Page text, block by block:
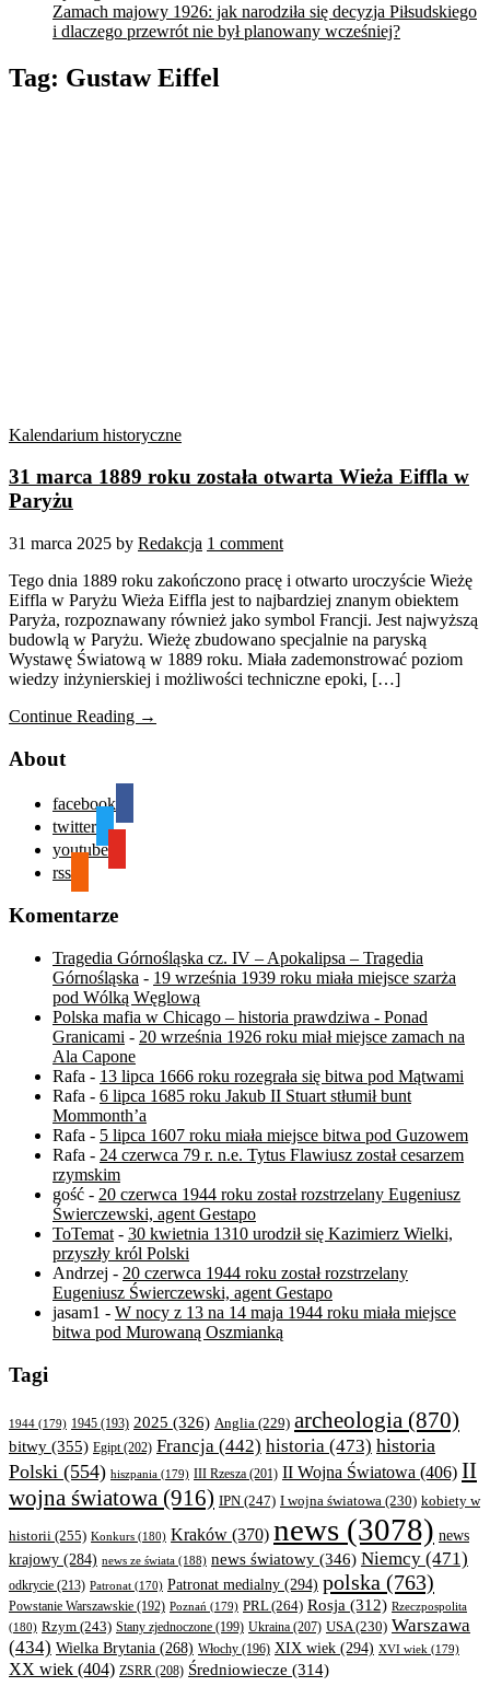
Zamach majowy 1926: jak narodziła się decyzja Piłsudskiego
i dlaczego przewrót nie był planowany wcześniej?
Tag: Gustaw Eiffel
Kalendarium historyczne
31 marca 1889 roku została otwarta Wieża Eiffla w
Paryżu
31 marca 2025 by Redakcja 1 comment
Tego dnia 1889 roku zakończono pracę i otwarto uroczyście Wieżę
Eiffla w Paryżu Wieża Eiffla jest to najbardziej znanym obiektem
Paryża, rozpoznawany również jako symbol Francji. Jest najwyższą
budowlą w Paryżu. Wieżę zbudowano specjalnie na paryską
Wystawę Światową w 1889 roku. Miała zademonstrować poziom
wiedzy inżynierskiej i możliwości techniczne epoki, […]
Continue Reading →
About
facebook
twitter
youtube
rss
Komentarze
Tragedia Górnośląska cz. IV – Apokalipsa – Tragedia
Górnośląska - 19 września 1939 roku miała miejsce szarża
pod Wólką Węglową
Polska mafia w Chicago – historia prawdziwa - Ponad
Granicami - 20 września 1926 roku miał miejsce zamach na
Ala Capone
Rafa - 13 lipca 1666 roku rozegrała się bitwa pod Mątwami
Rafa - 6 lipca 1685 roku Jakub II Stuart stłumił bunt
Mommonth’a
Rafa - 5 lipca 1607 roku miała miejsce bitwa pod Guzowem
Rafa - 24 czerwca 79 r. n.e. Tytus Flawiusz został cesarzem
rzymskim
gość - 20 czerwca 1944 roku został rozstrzelany Eugeniusz
Świerczewski, agent Gestapo
ToTemat - 30 kwietnia 1310 urodził się Kazimierz Wielki,
przyszły król Polski
Andrzej - 20 czerwca 1944 roku został rozstrzelany
Eugeniusz Świerczewski, agent Gestapo
jasam1 - W nocy z 13 na 14 maja 1944 roku miała miejsce
bitwa pod Murowaną Oszmianką
Tagi
1944 (179) 1945 (193) 2025 (326) Anglia (229) archeologia (870)
bitwy (355) Egipt(202) Francja (442) historia (473) historia
Polski (554) hiszpania (179) III Rzesza (201) II Wojna Światowa (406) II
wojna światowa (916) IPN (247) I wojna światowa (230) kobiety w
historii (255) Konkurs (180) Kraków (370) news (3078) news
krajowy (284) news ze świata (188) news światowy (346) Niemcy (471)
odkrycie (213) Patronat (170) Patronat medialny (294) polska (763)
Powstanie Warszawskie (192) Poznań (179) PRL(264) Rosja (312) Rzeczpospolita
(180) Rzym (243) Stany zjednoczone (199) Ukraina (207) USA(230) Warszawa
(434) Wielka Brytania (268) Włochy (196) XIX wiek (294) XVI wiek (179)
XX wiek (404) ZSRR (208) Średniowiecze (314)